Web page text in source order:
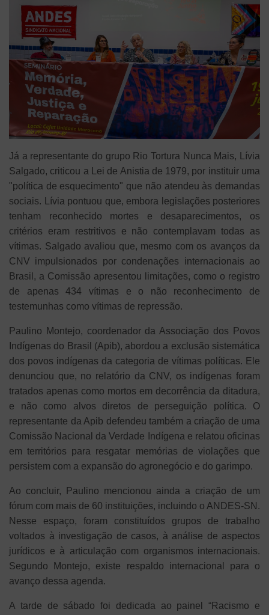
Já a representante do grupo Rio Tortura Nunca Mais, Lívia
Salgado, criticou a Lei de Anistia de 1979, por instituir uma
"política de esquecimento" que não atendeu às demandas
sociais. Lívia pontuou que, embora legislações posteriores
tenham reconhecido mortes e desaparecimentos, os
critérios eram restritivos e não contemplavam todas as
vítimas. Salgado avaliou que, mesmo com os avanços da
CNV impulsionados por condenações internacionais ao
Brasil, a Comissão apresentou limitações, como o registro
de apenas 434 vítimas e o não reconhecimento de
testemunhas como vítimas de repressão.
Paulino Montejo, coordenador da Associação dos Povos
Indígenas do Brasil (Apib), abordou a exclusão sistemática
dos povos indígenas da categoria de vítimas políticas. Ele
denunciou que, no relatório da CNV, os indígenas foram
tratados apenas como mortos em decorrência da ditadura,
e não como alvos diretos de perseguição política. O
representante da Apib defendeu também a criação de uma
Comissão Nacional da Verdade Indígena e relatou oficinas
em territórios para resgatar memórias de violações que
persistem com a expansão do agronegócio e do garimpo.
Ao concluir, Paulino mencionou ainda a criação de um
fórum com mais de 60 instituições, incluindo o ANDES-SN.
Nesse espaço, foram constituídos grupos de trabalho
voltados à investigação de casos, à análise de aspectos
jurídicos e à articulação com organismos internacionais.
Segundo Montejo, existe respaldo internacional para o
avanço dessa agenda.
A tarde de sábado foi dedicada ao painel “Racismo e